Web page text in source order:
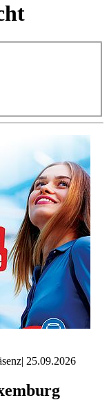
| 25.09.2026